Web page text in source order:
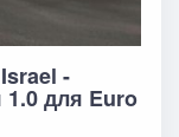
-
1.0 для Euro